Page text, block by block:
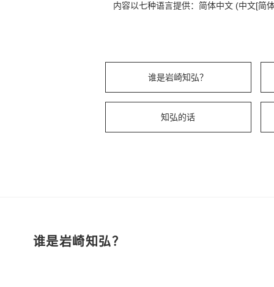
内容以七种语言提供：简体中文 (中文[简
谁是岩崎知弘？
知弘的话
谁是岩崎知弘？